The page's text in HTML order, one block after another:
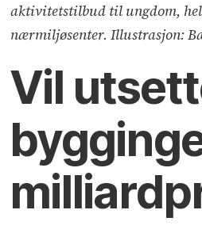
aktivitetstilbud til ungdom,
nærmiljøsenter. Illustrasjon:
Vil